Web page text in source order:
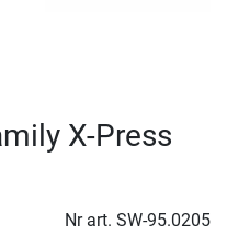
X-Press
Nr art. SW-95.0205